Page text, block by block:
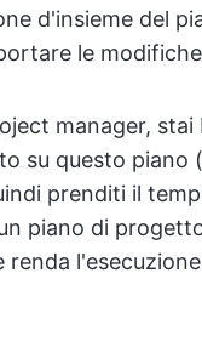
d'insieme del
le
manager, stai
su questo piano
prenditi il
piano di
renda